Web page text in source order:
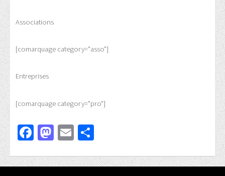
Associations
[comarquage category="asso"]
Entreprises
[comarquage category="pro"]
Facebook
Mastodon
Email